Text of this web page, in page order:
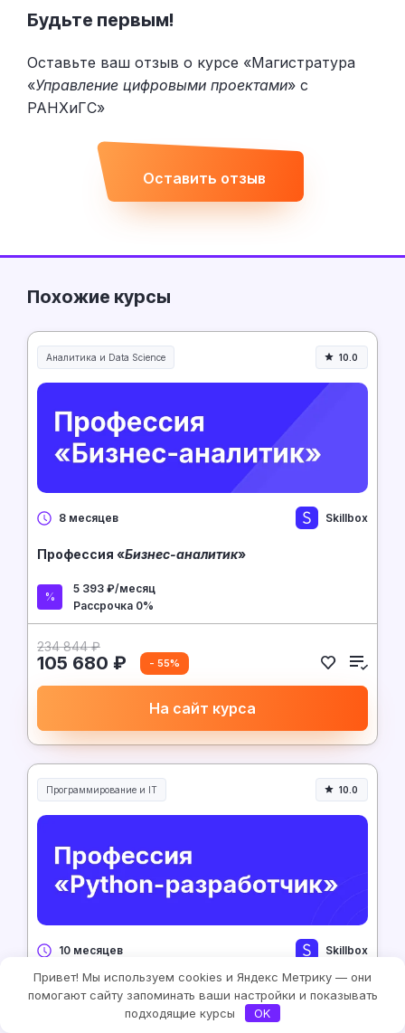
Будьте первым!
Оставьте ваш отзыв о курсе «Магистратура
«Управление цифровыми проектами» с
РАНХиГС»
Оставить отзыв
Похожие курсы
Аналитика и Data Science 10.0
8 месяцев Skillbox
Профессия «Бизнес-аналитик»
5 393 ₽/месяц
Рассрочка 0%
234 844 ₽
105 680 ₽ - 55%
На сайт курса
Программирование и IT 10.0
10 месяцев Skillbox
Профессия «Python-разработчик»
5 987 ₽/месяц
Привет! Мы используем cookies и Яндекс Метрику — они
помогают сайту запоминать ваши настройки и показывать
подходящие курсы
OK